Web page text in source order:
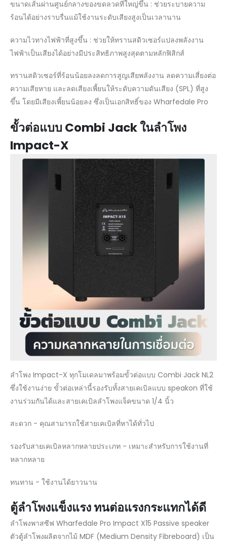
ขนาดเส้นผ่านศูนย์กลางของขดลวดที่ใหญ่ขึ้น : ช่วยระบายความ
ร้อนได้อย่างราบรื่นแม้ใช้งานระดับเสียงสูงเป็นเวลานาน
ความไวทางไฟฟ้าที่สูงขึ้น : ช่วยให้ทรานสดิวเซอร์แปลงพลังงาน
ไฟฟ้าเป็นเสียงได้อย่างมีประสิทธิภาพสูงสุดตามหลักฟิสิกส์
ทรานสดิวเซอร์ที่ร้อนน้อยลงลดการสูญเสียพลังงาน ลดความเสี่ยงต่อ
ความเสียหาย และลดเสียงเพี้ยนให้ระดับความดันเสียง (SPL) ที่สูง
ขึ้น โดยมีเสียงเพี้ยนน้อยลง ซึ่งเป็นเอกสิทธิ์ของ Wharfedale Pro
ขั้วต่อแบบ Combi Jack ในลำโพง
Impact-X
ลำโพง Impact-X ทุกโมเดลมาพร้อมขั้วต่อแบบ Combi Jack NL2
ซึ่งใช้งานง่าย ขั้วต่อเหล่านี้รองรับทั้งสายเคเบิลแบบ speakon ที่ใช้
งานร่วมกันได้และสายเคเบิลลำโพงแจ็คขนาด 1/4 นิ้ว
สะดวก - คุณสามารถใช้สายเคเบิลที่หาได้ทั่วไป
รองรับสายเคเบิลหลากหลายประเภท - เหมาะสำหรับการใช้งานที่
หลากหลาย
ทนทาน - ใช้งานได้ยาวนาน
ตู้ลำโพงแข็งแรง ทนต่อแรงกระแทกได้ดี
ลำโพงพาสซีฟ Wharfedale Pro Impact X15 Passive speaker
ตัวตู้ลำโพงผลิตจากไม้ MDF (Medium Density Fibreboard) เป็น